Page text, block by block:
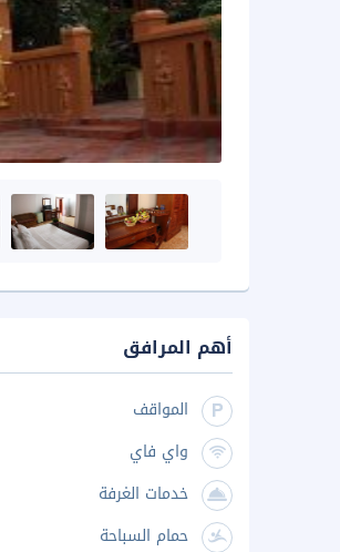
أهم المرافق
المواقف
واي فاي
خدمات الغرفة
حمام السباحة